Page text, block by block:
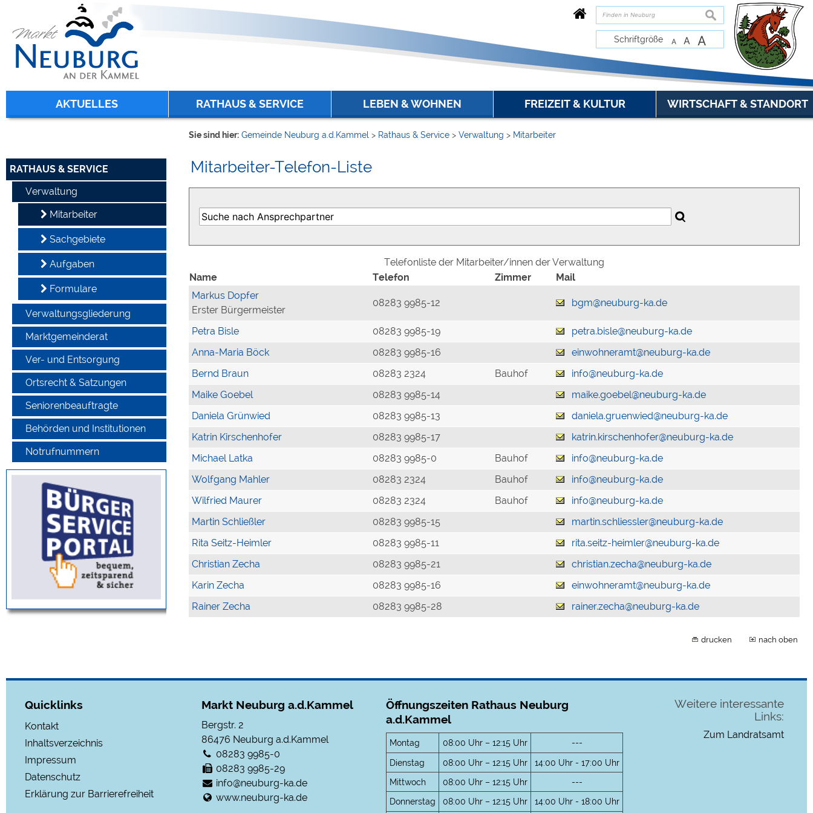
zur Navigation oder zur Startseitespringen.
suchen
Schriftgröße A A A
AKTUELLES RATHAUS & SERVICE LEBEN & WOHNEN FREIZEIT & KULTUR WIRTSCHAFT & STANDORT
RATHAUS & SERVICE
Verwaltung
Mitarbeiter
Sachgebiete
Aufgaben
Formulare
Verwaltungsgliederung
Marktgemeinderat
Ver- und Entsorgung
Ortsrecht & Satzungen
Seniorenbeauftragte
Behörden und Institutionen
Notrufnummern
Sie sind hier: Gemeinde Neuburg a.d.Kammel > Rathaus & Service > Verwaltung > Mitarbeiter
Mitarbeiter-Telefon-Liste
Telefonliste der Mitarbeiter/innen der Verwaltung
Name
Telefon Zimmer
Mail
Markus Dopfer
Erster Bürgermeister
08283 9985-12 bgm@neuburg-ka.de
Petra Bisle 08283 9985-19
petra.bisle@neuburg-ka.de
Anna-Maria Böck
08283 9985-16
einwohneramt@neuburg-ka.de
Bernd Braun
08283 2324 Bauhof
info@neuburg-ka.de
Maike Goebel
08283 9985-14
maike.goebel@neuburg-ka.de
Daniela Grünwied
08283 9985-13
daniela.gruenwied@neuburg-ka.de
Katrin Kirschenhofer
08283 9985-17
katrin.kirschenhofer@neuburg-ka.de
Michael Latka
08283 9985-0 Bauhof
info@neuburg-ka.de
Wolfgang Mahler
08283 2324 Bauhof
info@neuburg-ka.de
Wilfried Maurer
08283 2324 Bauhof
info@neuburg-ka.de
Martin Schließler
08283 9985-15
martin.schliessler@neuburg-ka.de
Rita Seitz-Heimler
08283 9985-11
rita.seitz-heimler@neuburg-ka.de
Christian Zecha
08283 9985-21
christian.zecha@neuburg-ka.de
Karin Zecha
08283 9985-16
einwohneramt@neuburg-ka.de
Rainer Zecha
08283 9985-28 rainer.zecha@neuburg-ka.de
drucken nach oben
Quicklinks
Kontakt
Inhaltsverzeichnis
Impressum
Datenschutz
Erklärung zur Barrierefreiheit
Markt Neuburg a.d.Kammel
Bergstr. 2
86476 Neuburg a.d.Kammel
08283 9985-0
08283 9985-29
info@neuburg-ka.de
www.neuburg-ka.de
Öffnungszeiten Rathaus Neuburg
a.d.Kammel
Montag 08:00 Uhr – 12:15 Uhr
---
Dienstag
08:00 Uhr – 12:15 Uhr
14:00 Uhr - 17:00 Uhr
Mittwoch
08:00 Uhr – 12:15 Uhr
---
Donnerstag
08:00 Uhr – 12:15 Uhr 14:00 Uhr - 18:00 Uhr
Weitere interessante
Links:
Zum Landratsamt